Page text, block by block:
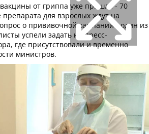
от гриппа уже пришла - 70
для взрослых ждут на
о прививочной кампании - один из
успели задать на пресс-
где присутствовали и временно
министров.